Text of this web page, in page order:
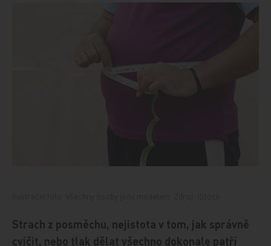
Strach z posměchu, nejistota v tom, jak správně
cvičit, nebo tlak dělat všechno dokonale patří